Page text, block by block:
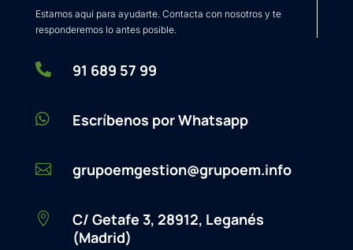
Estamos aquí para ayudarte. Contacta con nosotros y te
responderemos lo antes posible.
 91 689 57 99
 Escríbenos por Whatsapp
 grupoemgestion@grupoem.info

C/ Getafe 3, 28912, Leganés
(Madrid)